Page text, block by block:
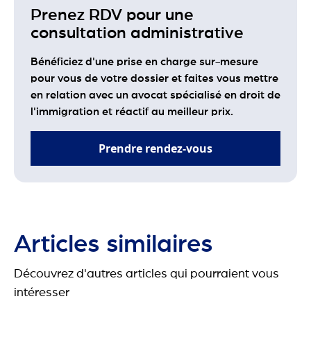
temps.
Prenez RDV pour une
consultation administrative
Bénéficiez d'une prise en charge sur-mesure
pour vous de votre dossier et faites vous mettre
en relation avec un avocat spécialisé en droit de
l'immigration et réactif au meilleur prix.
Prendre rendez-vous
Articles similaires
Découvrez d'autres articles qui pourraient vous
intéresser